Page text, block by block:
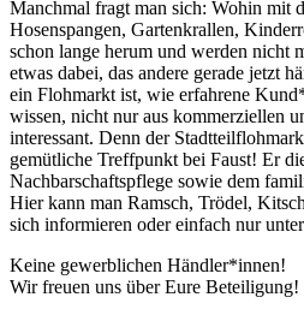
Manchmal fragt man sich: Wohin mit
Hosenspangen, Gartenkrallen,
schon lange herum und werden nicht
etwas dabei, das andere gerade jetzt
ein Flohmarkt ist, wie erfahrene
wissen, nicht nur aus kommerziellen
interessant. Denn der
gemütliche Treffpunkt bei Faust! Er
Nachbarschaftspflege sowie dem
Hier kann man Ramsch, Trödel,
sich informieren oder einfach nur
Keine gewerblichen Händler*innen!
Wir freuen uns über Eure Beteiligung!